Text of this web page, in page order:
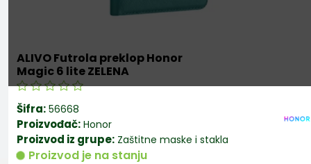
ALIVO Futrola preklop Honor
Magic 6 lite ZELENA
Šifra: 56668
Proizvođač: Honor
Proizvod iz grupe: Zaštitne maske i stakla
Proizvod je na stanju